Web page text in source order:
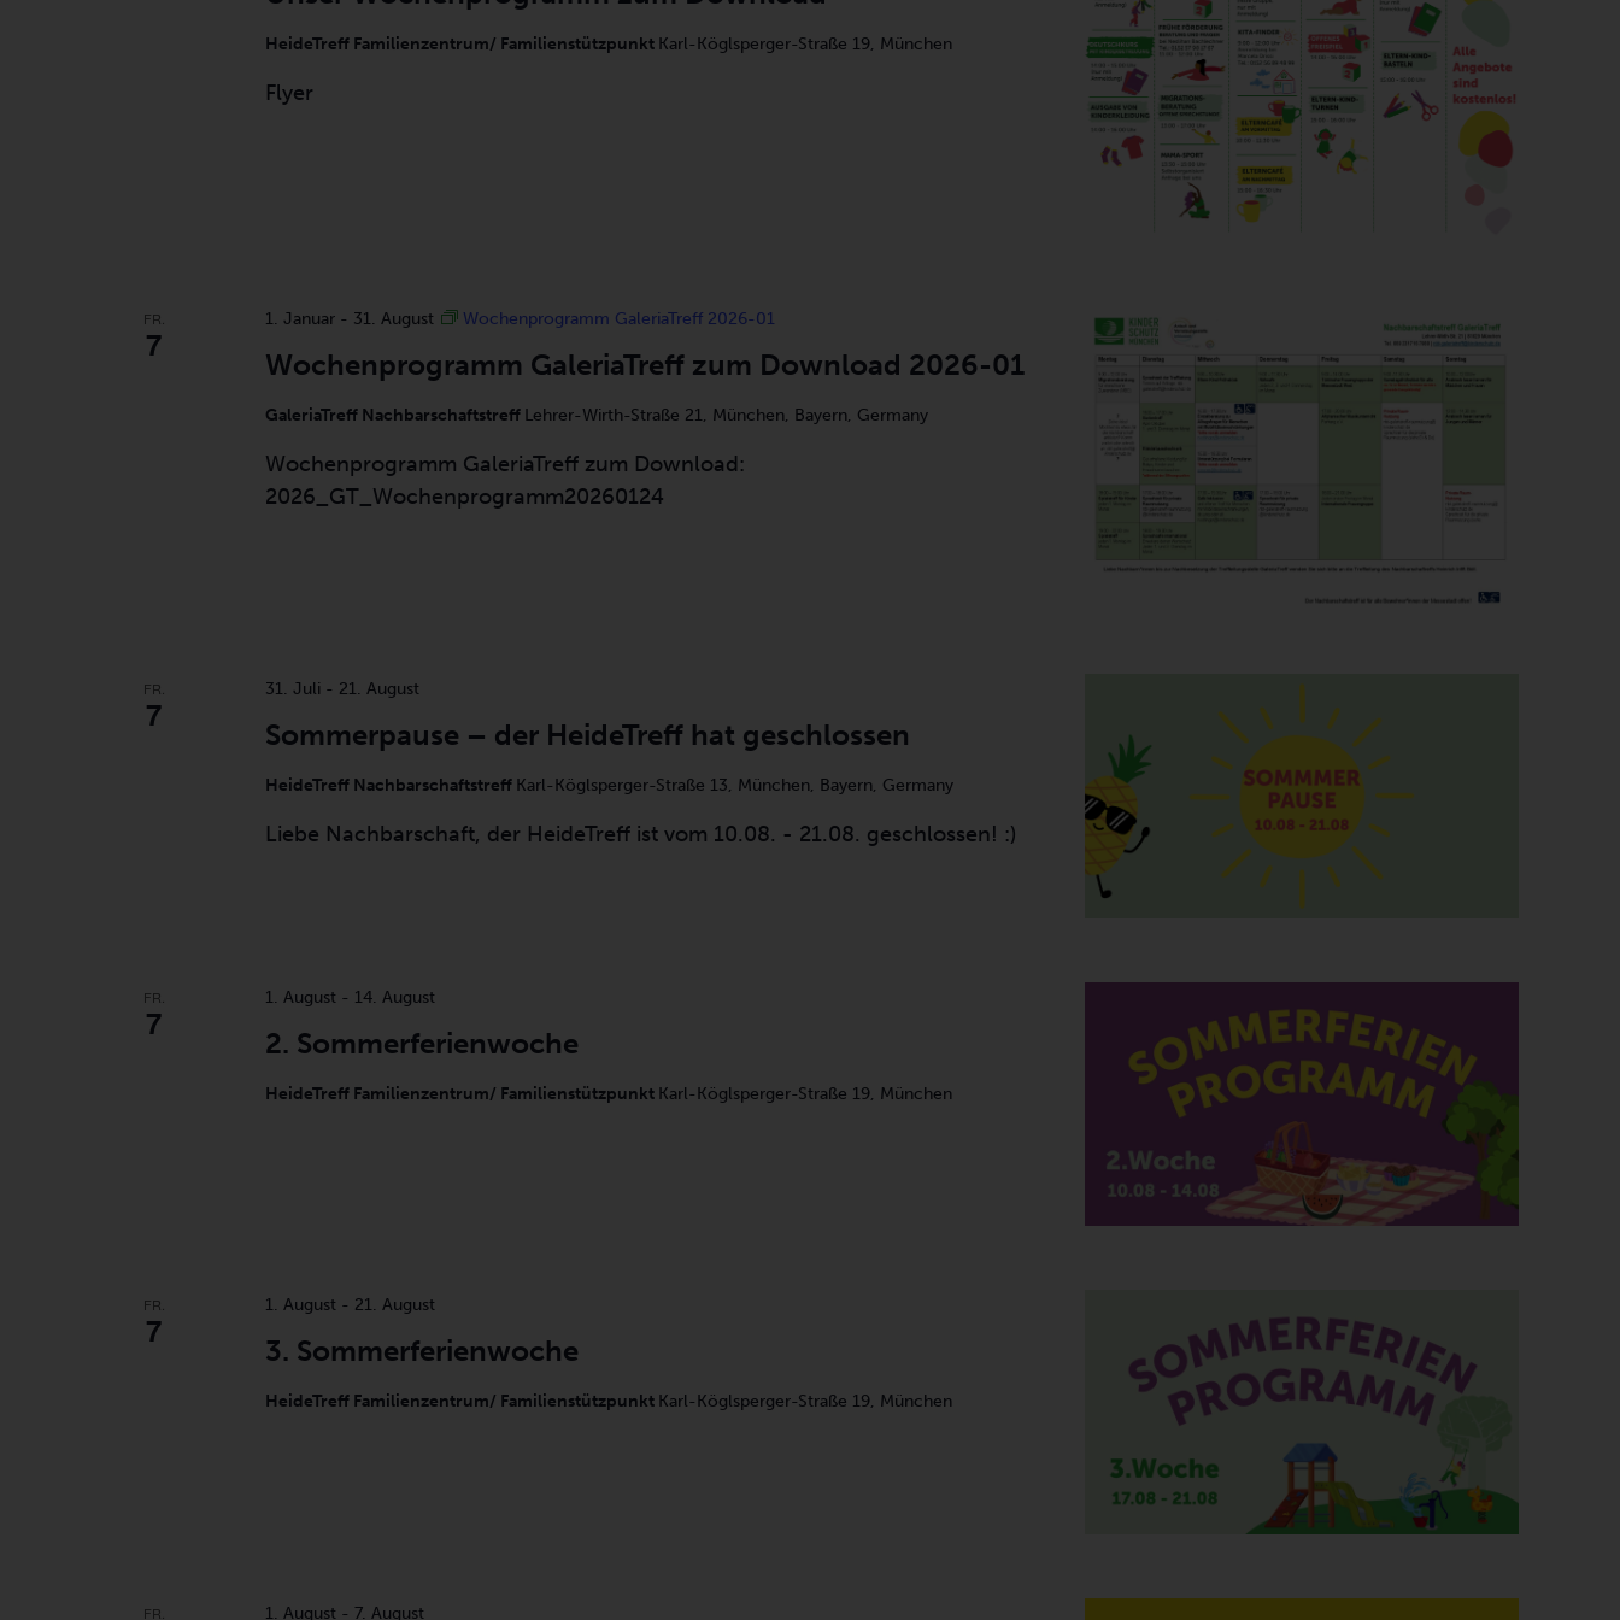
HeideTreff Familienzentrum/ Familienstützpunkt Karl-Köglsperger-Straße 19, München
Flyer
FR.
7
Wochenprogramm GaleriaTreff zum Download 2026-01
1. Januar- 31. August Wochenprogramm GaleriaTreff 2026-01
GaleriaTreff Nachbarschaftstreff Lehrer-Wirth-Straße 21, München, Bayern, Germany
Wochenprogramm GaleriaTreff zum Download:
2026_GT_Wochenprogramm20260124
FR.
7
Sommerpause – der HeideTreff hat geschlossen
31. Juli - 21. August
HeideTreff Nachbarschaftstreff Karl-Köglsperger-Straße 13, München, Bayern, Germany
Liebe Nachbarschaft, der HeideTreff ist vom 10.08. - 21.08. geschlossen! :)
FR.
7
2. Sommerferienwoche
1. August- 14. August
HeideTreff Familienzentrum/ Familienstützpunkt Karl-Köglsperger-Straße 19, München
FR.
7
3. Sommerferienwoche
1. August- 21. August
HeideTreff Familienzentrum/ Familienstützpunkt Karl-Köglsperger-Straße 19, München
FR. 1. August- 7. August